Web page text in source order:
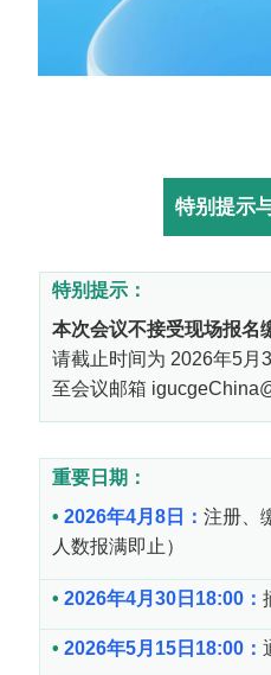
特别提示
特别提示：
本次会议不接受现场报名
请截止时间为 2026年5月
至会议邮箱
重要日期：
• 2026年4月 8日： 注册、
人数报满即止）
• 2026年4月30日18:00：
• 2026年5月 15日 18:00：